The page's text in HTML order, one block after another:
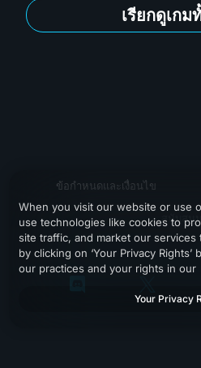
เรียกดูเกม
ข้อกำหนดและเงื่อนไข
สนับสนุ
When you visit our website or use
use technologies like cookies to
site traffic, and market our
by clicking on ‘Your Privacy
our practices and your rights in our
Your Privacy